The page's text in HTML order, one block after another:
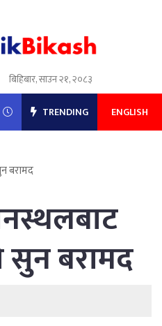
बिहिबार, साउन २१, २०८३
TRENDING ENGLISH
बरामद
सुन बरामद